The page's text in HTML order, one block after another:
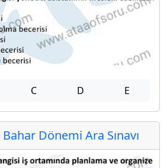
C D E
Dönemi Ara Sınavı